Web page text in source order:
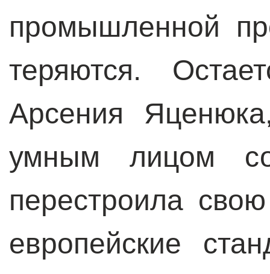
промышленной
теряются.
Арсения
умным лицом
перестроила
европейские